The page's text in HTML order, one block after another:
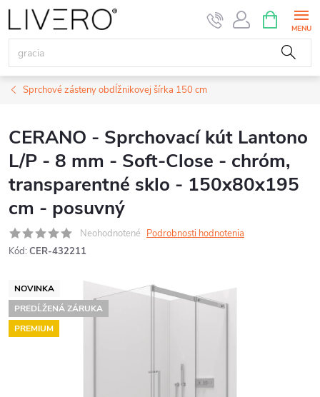
Prejsť
na
obsah
KOŠÍK
Sprchové zásteny obdĺžnikovej šírka 150 cm
CERANO - Sprchovací kút Lantono
L/P - 8 mm - Soft-Close - chróm,
transparentné sklo - 150x80x195
cm - posuvný
Neohodnotené Podrobnosti hodnotenia
Kód: CER-432211
NOVINKA
PREDĹŽENÁ ZÁRUKA
PREMIUM